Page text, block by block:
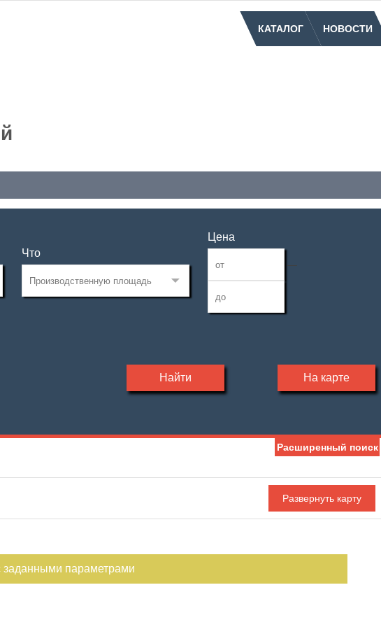
КАТАЛОГ НОВОСТИ
Что
Цена
—
Найти На карте
Расширенный поиск
заданными параметрами